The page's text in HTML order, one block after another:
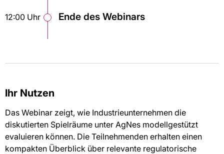
12:00 Uhr Ende des Webinars
Ihr Nutzen
Das Webinar zeigt, wie Industrieunternehmen die
diskutierten Spielräume unter AgNes modellgestützt
evaluieren können. Die Teilnehmenden erhalten einen
kompakten Überblick über relevante regulatorische